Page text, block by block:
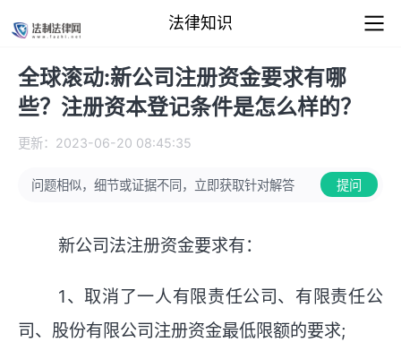
法律知识
全球滚动:新公司注册资金要求有哪
些？注册资本登记条件是怎么样的？
更新：2023-06-20 08:45:35
问题相似，细节或证据不同，立即获取针对解答 提问
新公司法注册资金要求有：
1、取消了一人有限责任公司、有限责任公
司、股份有限公司注册资金最低限额的要求;